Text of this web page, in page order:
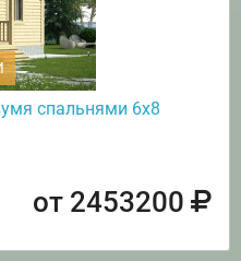
спальнями 6х8
от 2453200